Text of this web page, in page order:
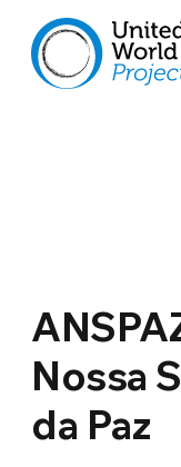
Nossa
da Paz